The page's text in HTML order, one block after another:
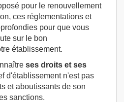
pour le renouvellement
ces réglementations et
pour que vous
sur le bon
établissement.
ses droits et ses
d'établissement n'est pas
et aboutissants de son
sanctions.